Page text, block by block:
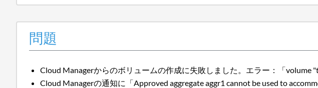
問題
Cloud Managerからのボリュームの作成に失敗しました。エラー：「volume
Cloud Managerの通知に「Approved aggregate aggr1 cannot be used to